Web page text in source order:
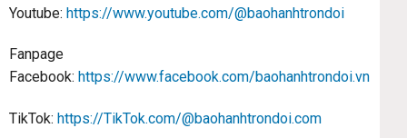
Youtube: https://www.youtube.com/@baohanhtrondoi
Fanpage
Facebook: https://www.facebook.com/baohanhtrondoi.vn
TikTok: https://TikTok.com/@baohanhtrondoi.com